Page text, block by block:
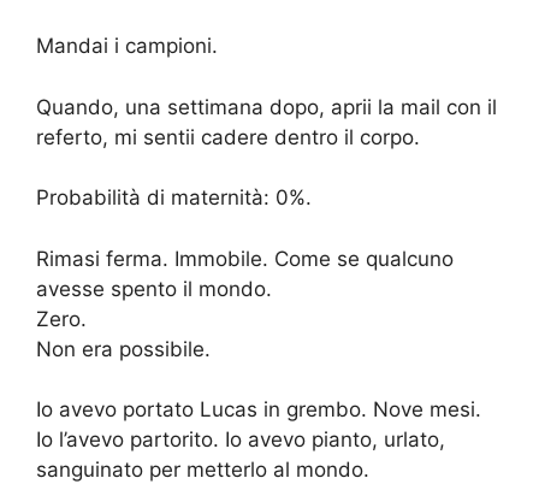
Mandai i campioni.
Quando, una settimana dopo, aprii la mail con il
referto, mi sentii cadere dentro il corpo.
Probabilità di maternità: 0%.
Rimasi ferma. Immobile. Come se qualcuno
avesse spento il mondo.
Zero.
Non era possibile.
Io avevo portato Lucas in grembo. Nove mesi.
Io l’avevo partorito. Io avevo pianto, urlato,
sanguinato per metterlo al mondo.